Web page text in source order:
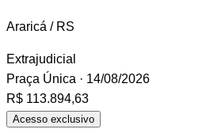
Araricá / RS
Extrajudicial
Praça Única · 14/08/2026
R$ 113.894,63
Acesso exclusivo